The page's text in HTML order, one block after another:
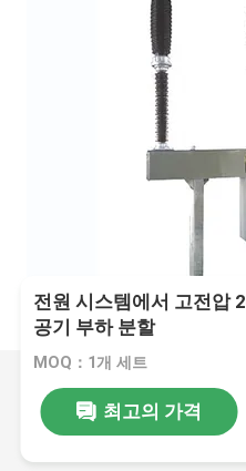
전원 시스템에서 고전압
공기 부하 분할
MOQ：1개 세트
최고의 가격